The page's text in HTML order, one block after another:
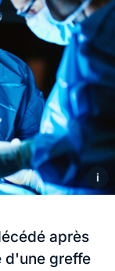
i
après
d'une greffe